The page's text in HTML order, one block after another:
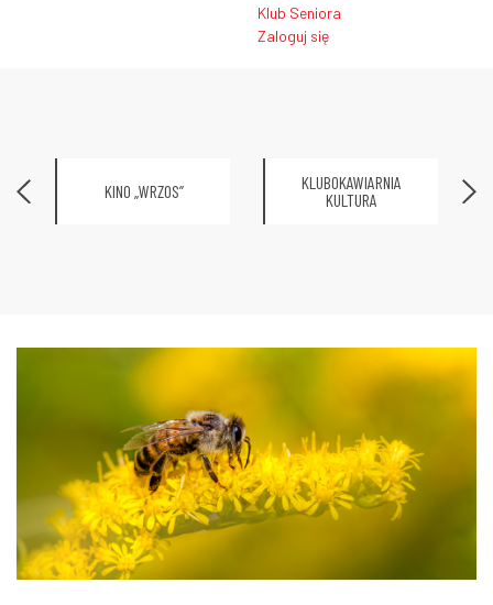
Klub Seniora
Zaloguj się
KINO „WRZOS”
KLUBOKAWIARNIA
KULTURA